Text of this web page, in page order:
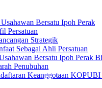
Usahawan Bersatu Ipoh Perak
Persatuan
Strategik
Sebagai Ahli Persatuan
Bersatu Ipoh Perak
Penubuhan
Keanggotaan KOPUBI